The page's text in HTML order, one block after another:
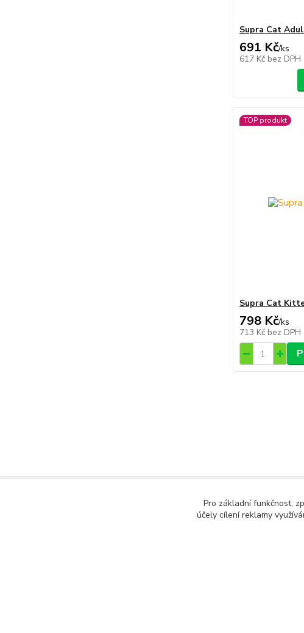
Supra Cat
691 Kč/ks
617 Kč bez DPH
TOP produkt
Supra Cat
798 Kč/ks
713 Kč bez DPH
Pro základní funkčnost,
účely cílení reklamy